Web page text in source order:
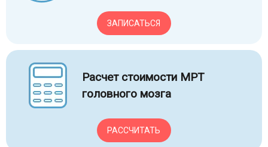
ЗАПИСАТЬСЯ
Расчет стоимости МРТ
головного мозга
РАССЧИТАТЬ